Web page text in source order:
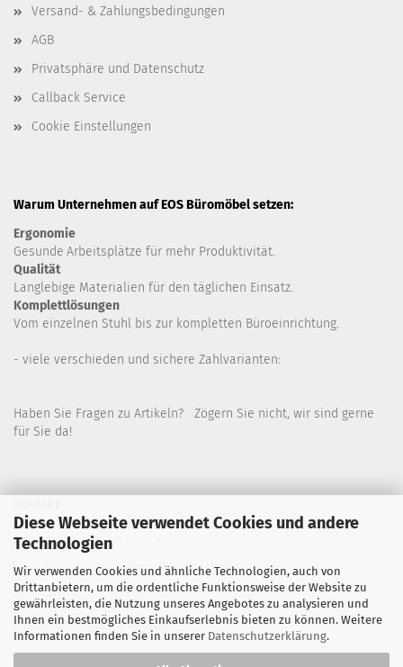
Diese Webseite verwendet Cookies und andere
Technologien
Wir verwenden Cookies und ähnliche Technologien, auch von
Drittanbietern, um die ordentliche Funktionsweise der Website zu
gewährleisten, die Nutzung unseres Angebotes zu analysieren und
Ihnen ein bestmögliches Einkaufserlebnis bieten zu können. Weitere
Informationen finden Sie in unserer Datenschutzerklärung.
Versand- & Zahlungsbedingungen
AGB
Privatsphäre und Datenschutz
Callback Service
Cookie Einstellungen
Warum Unternehmen auf EOS Büromöbel setzen:
Ergonomie
Gesunde Arbeitsplätze für mehr Produktivität.
Qualität
Langlebige Materialien für den täglichen Einsatz.
Komplettlösungen
Vom einzelnen Stuhl bis zur kompletten Büroeinrichtung.
- viele verschieden und sichere Zahlvarianten:
Haben Sie Fragen zu Artikeln? Zögern Sie nicht, wir sind gerne
für Sie da!
Wir sind für Sie wie folgt erreichbar:
Montag bis Donnerstag von 9 bis 16 Uhr
Telefon: 02445-8517300
Email: office@eosgroup.de